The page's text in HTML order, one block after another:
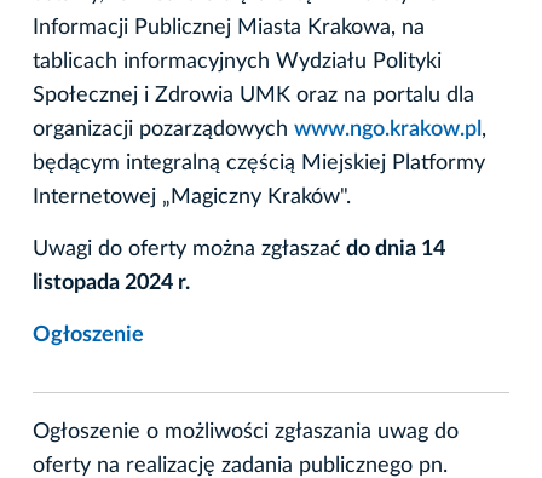
Informacji Publicznej Miasta Krakowa, na
tablicach informacyjnych Wydziału Polityki
Społecznej i Zdrowia UMK oraz na portalu dla
organizacji pozarządowych www.ngo.krakow.pl ,
będącym integralną częścią Miejskiej Platformy
Internetowej „Magiczny Kraków".
Uwagi do oferty można zgłaszać do dnia 14
listopada 2024 r.
Ogłoszenie
Ogłoszenie o możliwości zgłaszania uwag do
oferty na realizację zadania publicznego pn.